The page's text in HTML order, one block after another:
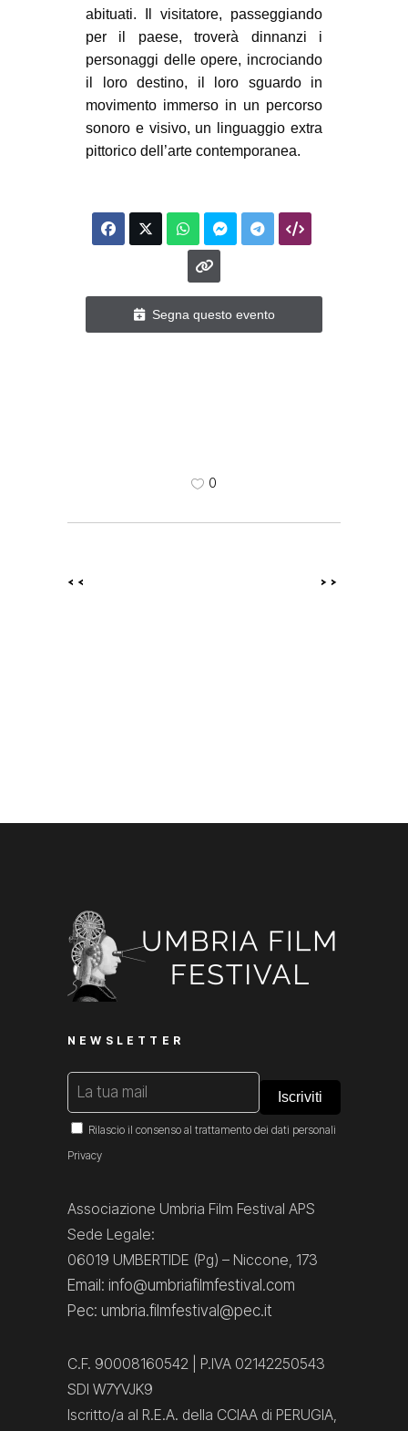
abituati. Il visitatore, passeggiando
per il paese, troverà dinnanzi i
personaggi delle opere, incrociando
il loro destino, il loro sguardo in
movimento immerso in un percorso
sonoro e visivo, un linguaggio extra
pittorico dell’arte contemporanea.
Segna questo evento
0
<< >>
NEWSLETTER
Rilascio il consenso al trattamento dei dati personali
Privacy
Associazione Umbria Film Festival APS
Sede Legale:
06019 UMBERTIDE (Pg) – Niccone, 173
Email: info@umbriafilmfestival.com
Pec: umbria.filmfestival@pec.it
C.F. 90008160542 | P.IVA 02142250543
SDI W7YVJK9
Iscritto/a al R.E.A. della CCIAA di PERUGIA,